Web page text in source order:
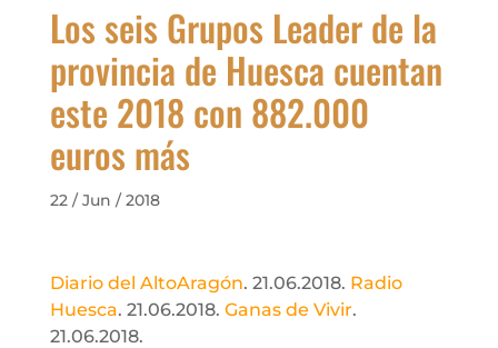
Los seis Grupos Leader de la
provincia de Huesca cuentan
este 2018 con 882.000
euros más
22 / Jun / 2018
Diario del AltoAragón. 21.06.2018. Radio
Huesca. 21.06.2018. Ganas de Vivir.
21.06.2018.